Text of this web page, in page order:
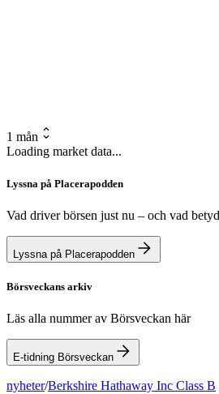
1 mån
Loading market data...
Lyssna på Placerapodden
Vad driver börsen just nu – och vad
Lyssna på Placerapodden
Börsveckans arkiv
Läs alla nummer av Börsveckan här
E-tidning Börsveckan
nyheter/Berkshire Hathaway Inc Class B